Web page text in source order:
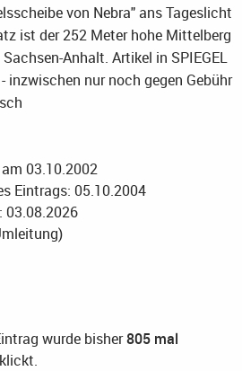
von Nebra" ans Tageslicht
ist der 252 Meter hohe Mittelberg
Anhalt. Artikel in SPIEGEL
inzwischen nur noch gegen Gebühr
03.10.2002
Eintrags: 05.10.2004
03.08.2026
wurde bisher805 mal